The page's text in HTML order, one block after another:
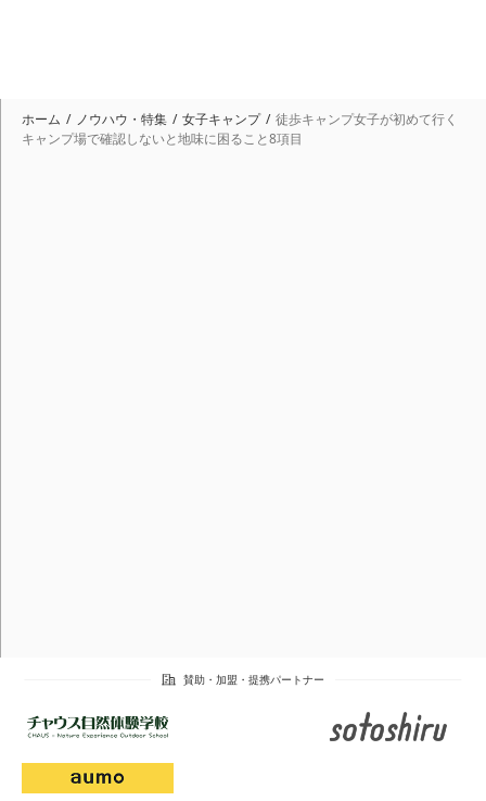
ホーム ノウハウ・特集 女子キャンプ
徒歩キャンプ女子が初めて行く
キャンプ場で確認しないと地味に困ること8項目